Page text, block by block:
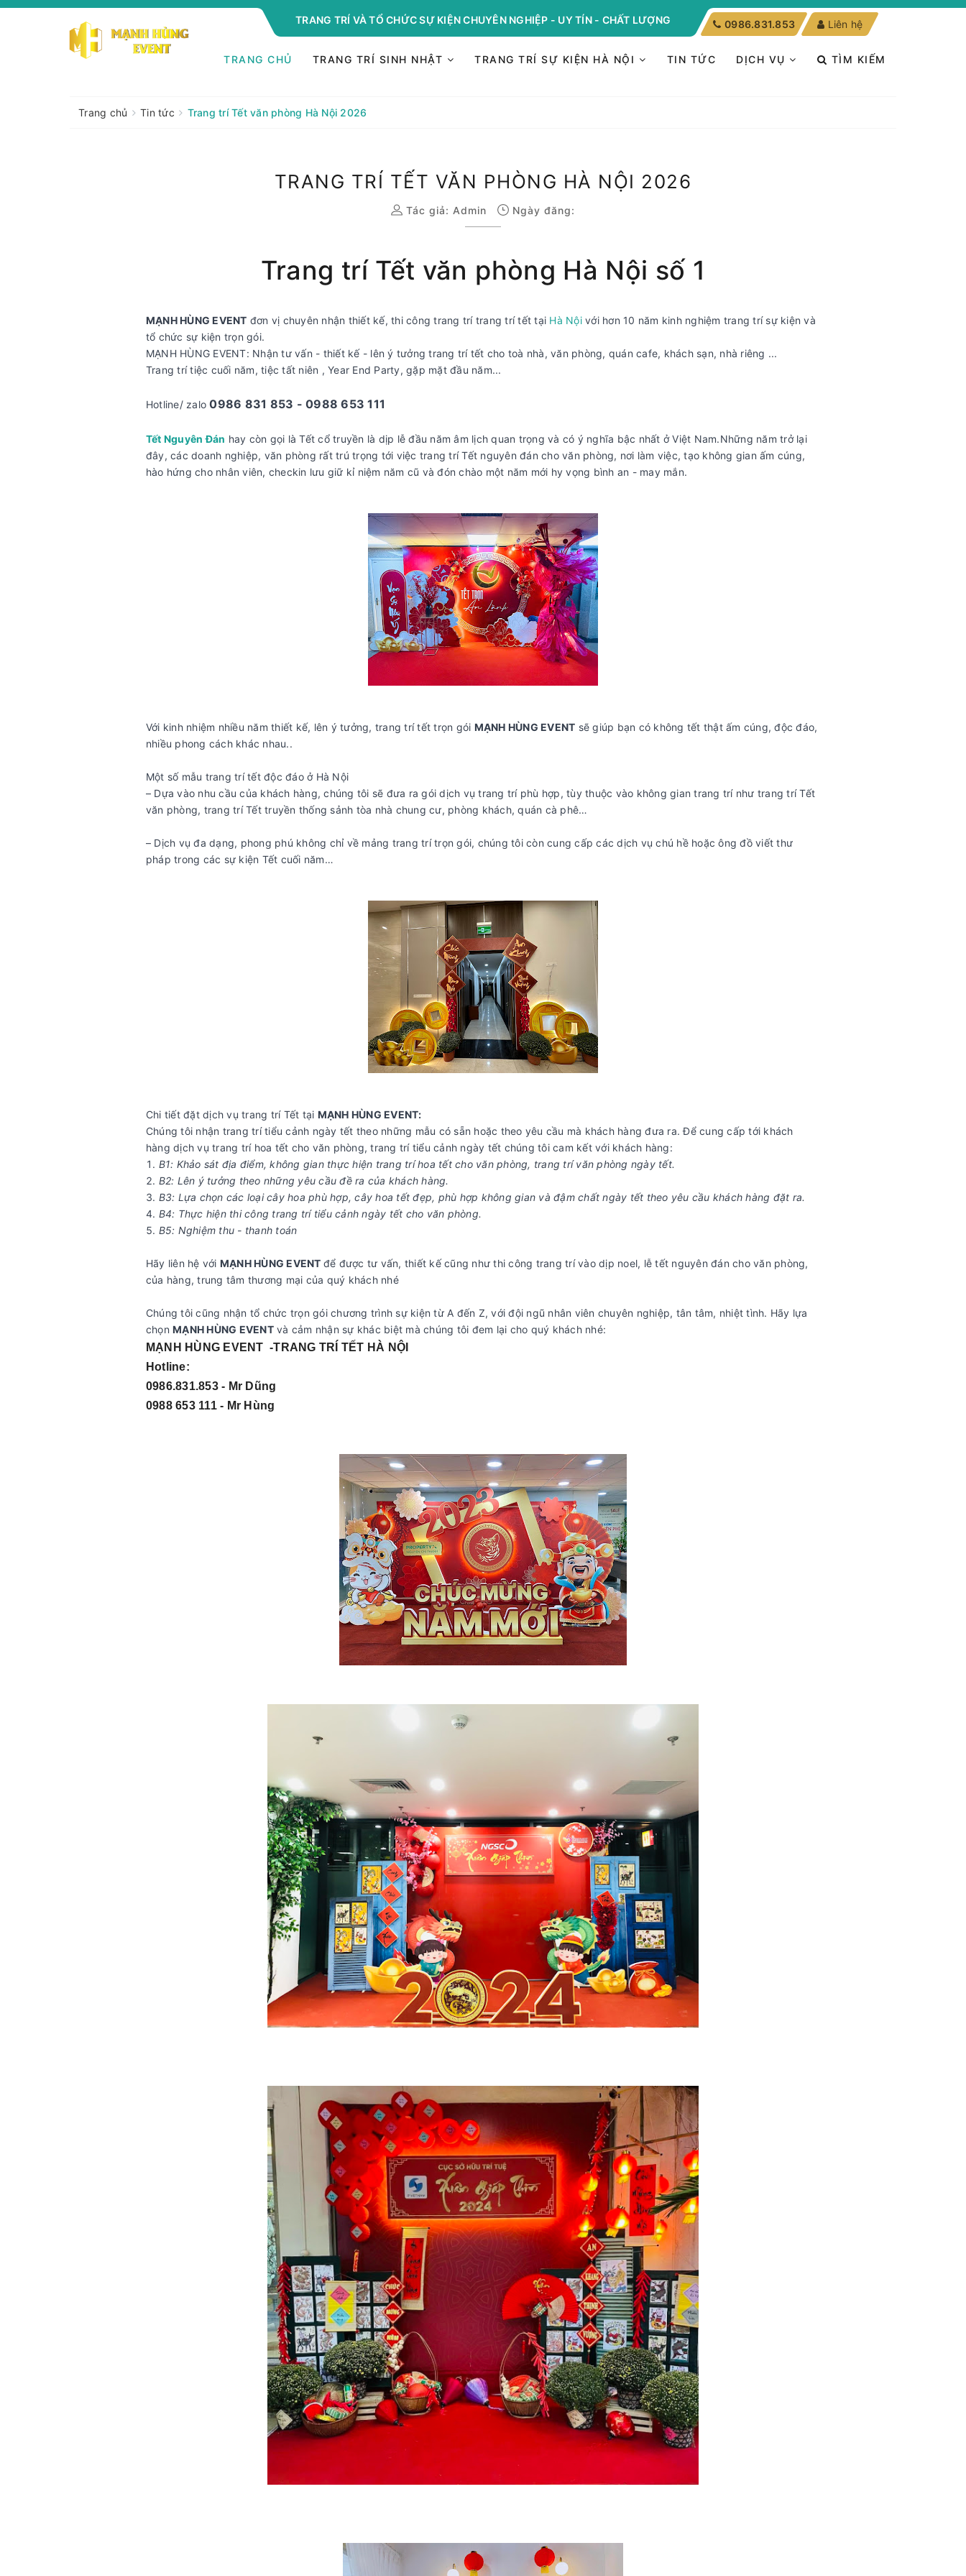
TRANG TRÍ VÀ TỔ CHỨC SỰ KIỆN CHUYÊN NGHIỆP - UY TÍN - CHẤT LƯỢNG 0986.831.853 Liên hệ
TRANG CHỦ TRANG TRÍ SINH NHẬT TRANG TRÍ SỰ KIỆN HÀ NỘI TIN TỨC DỊCH VỤ TÌM KIẾM
Trang chủ Tin tức Trang trí Tết văn phòng Hà Nội 2026
TRANG TRÍ TẾT VĂN PHÒNG HÀ NỘI 2026
Tác giả: Admin Ngày đăng:
Trang trí Tết văn phòng Hà Nội số 1
MẠNH HÙNG EVENT đơn vị chuyên nhận thiết kế, thi công trang trí trang trí tết tại Hà Nộivới hơn 10 năm kinh nghiệm trang trí sự kiện và
tổ chức sự kiện trọn gói.
MẠNH HÙNG EVENT: Nhận tư vấn - thiết kế - lên ý tưởng trang trí tết cho toà nhà, văn phòng, quán cafe, khách sạn, nhà riêng ...
Trang trí tiệc cuối năm, tiệc tất niên , Year End Party, gặp mặt đầu năm...
Hotline/ zalo0986 831 853 - 0988 653 111
Tết Nguyên Đán hay còn gọi là Tết cổ truyền là dịp lễ đầu năm âm lịch quan trọng và có ý nghĩa bậc nhất ở Việt Nam.Những năm trở lại
đây, các doanh nghiệp, văn phòng rất trú trọng tới việc trang trí Tết nguyên đán cho văn phòng, nơi làm việc, tạo không gian ấm cúng,
hào hứng cho nhân viên, checkin lưu giữ kỉ niệm năm cũ và đón chào một năm mới hy vọng bình an - may mắn.
Với kinh nhiệm nhiều năm thiết kế, lên ý tưởng, trang trí tết trọn gói MẠNH HÙNG EVENT sẽ giúp bạn có không tết thật ấm cúng, độc đáo,
nhiều phong cách khác nhau..
Một số mẫu trang trí tết độc đáo ở Hà Nội
– Dựa vào nhu cầu của khách hàng, chúng tôi sẽ đưa ra gói dịch vụ trang trí phù hợp, tùy thuộc vào không gian trang trí như trang trí Tết
văn phòng, trang trí Tết truyền thống sảnh tòa nhà chung cư, phòng khách, quán cà phê…
– Dịch vụ đa dạng, phong phú không chỉ về mảng trang trí trọn gói, chúng tôi còn cung cấp các dịch vụ chú hề hoặc ông đồ viết thư
pháp trong các sự kiện Tết cuối năm…
Chi tiết đặt dịch vụ trang trí Tết tại MẠNH HÙNG EVENT:
Chúng tôi nhận trang trí tiểu cảnh ngày tết theo những mẫu có sẵn hoặc theo yêu cầu mà khách hàng đưa ra. Để cung cấp tới khách
hàng dịch vụ trang trí hoa tết cho văn phòng, trang trí tiểu cảnh ngày tết chúng tôi cam kết với khách hàng:
B1: Khảo sát địa điểm, không gian thực hiện trang trí hoa tết cho văn phòng, trang trí văn phòng ngày tết.
B2: Lên ý tưởng theo những yêu cầu đề ra của khách hàng.
B3: Lựa chọn các loại cây hoa phù hợp, cây hoa tết đẹp, phù hợp không gian và đậm chất ngày tết theo yêu cầu khách hàng đặt ra.
B4: Thực hiện thi công trang trí tiểu cảnh ngày tết cho văn phòng.
B5: Nghiệm thu - thanh toán
Hãy liên hệ với MẠNH HÙNG EVENT để được tư vấn, thiết kế cũng như thi công trang trí vào dịp noel, lễ tết nguyên đán cho văn phòng,
của hàng, trung tâm thương mại của quý khách nhé
Chúng tôi cũng nhận tổ chức trọn gói chương trình sự kiện từ A đến Z, với đội ngũ nhân viên chuyên nghiệp, tân tâm, nhiệt tình. Hãy lựa
chọnMẠNH HÙNG EVENTvà cảm nhận sự khác biệt mà chúng tôi đem lại cho quý khách nhé:
MẠNH HÙNG EVENT -TRANG TRÍ TẾT HÀ NỘI
Hotline:
0986.831.853 - Mr Dũng
0988 653 111 - Mr Hùng